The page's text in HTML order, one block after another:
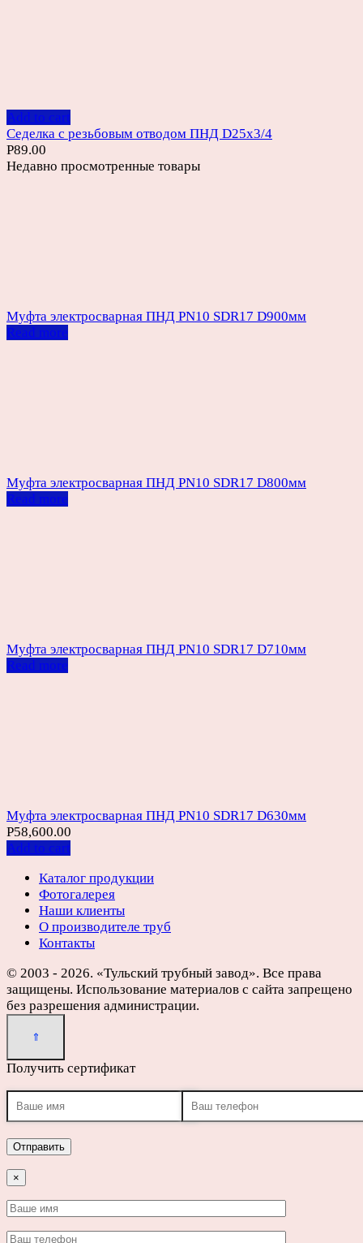
Add to cart
Седелка с резьбовым отводом ПНД D25х3/4
Р89.00
Недавно просмотренные товары
Муфта электросварная ПНД PN10 SDR17 D900мм
Read more
Муфта электросварная ПНД PN10 SDR17 D800мм
Read more
Муфта электросварная ПНД PN10 SDR17 D710мм
Read more
Муфта электросварная ПНД PN10 SDR17 D630мм
Р58,600.00
Add to cart
Каталог продукции
Фотогалерея
Наши клиенты
О производителе труб
Контакты
© 2003 - 2026. «Тульский трубный завод». Все права
защищены. Использование материалов с сайта запрещено
без разрешения администрации.
Получить сертификат
×